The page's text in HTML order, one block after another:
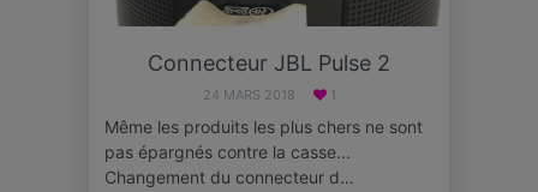
Connecteur JBL Pulse 2
24 MARS 2018 1
Même les produits les plus chers ne sont
pas épargnés contre la casse...
Changement du connecteur d…